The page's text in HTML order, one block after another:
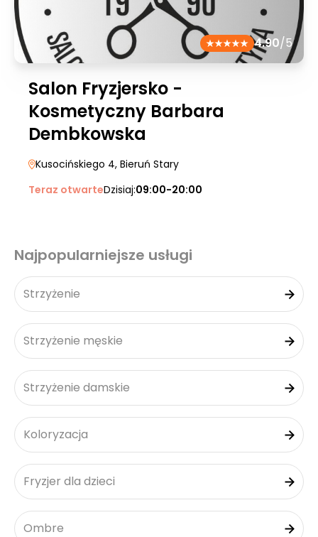
4.90/5
Salon Fryzjersko -
Kosmetyczny Barbara
Dembkowska
Kusocińskiego 4, Bieruń Stary
Teraz otwarteDzisiaj:09:00-20:00
Najpopularniejsze usługi
Strzyżenie
Strzyżenie męskie
Strzyżenie damskie
Koloryzacja
Fryzjer dla dzieci
Ombre